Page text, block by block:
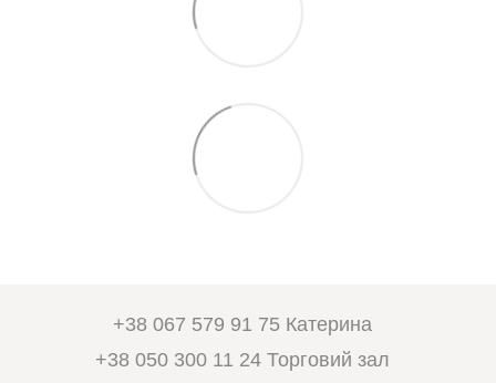
+38 067 579 91 75 Катерина
+38 050 300 11 24 Торговий зал